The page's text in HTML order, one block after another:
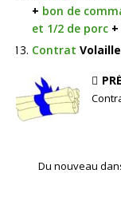
+ bon de
et 1/2 de porc +
Contrat
Du nouveau